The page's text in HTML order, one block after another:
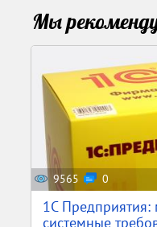
Мы
9565 0
1С
системные